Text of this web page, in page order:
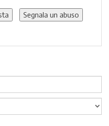
Segnala un abuso